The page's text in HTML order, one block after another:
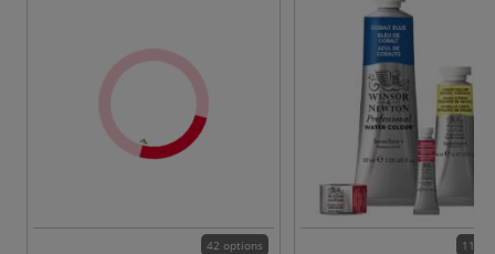
42 options 115